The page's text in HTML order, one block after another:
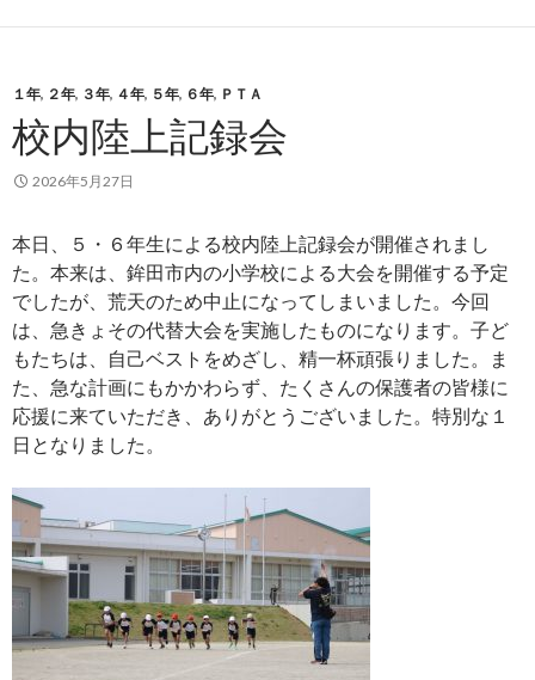
１年, ２年, ３年, ４年, ５年, ６年, ＰＴＡ
校内陸上記録会
2026年5月27日
本日、５・６年生による校内陸上記録会が開催されまし
た。本来は、鉾田市内の小学校による大会を開催する予定
でしたが、荒天のため中止になってしまいました。今回
は、急きょその代替大会を実施したものになります。子ど
もたちは、自己ベストをめざし、精一杯頑張りました。ま
た、急な計画にもかかわらず、たくさんの保護者の皆様に
応援に来ていただき、ありがとうございました。特別な１
日となりました。